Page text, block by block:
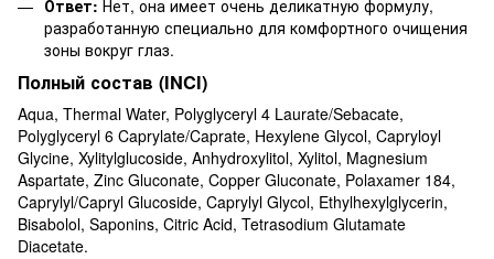
Ответ: Нет, она имеет очень деликатную формулу,
разработанную специально для комфортного очищения
зоны вокруг глаз.
Полный состав (INCI)
Aqua, Thermal Water, Polyglyceryl 4 Laurate/Sebacate,
Polyglyceryl 6 Caprylate/Caprate, Hexylene Glycol, Capryloyl
Glycine, Xylitylglucoside, Anhydroxylitol, Xylitol, Magnesium
Aspartate, Zinc Gluconate, Copper Gluconate, Polaxamer 184,
Caprylyl/Capryl Glucoside, Caprylyl Glycol, Ethylhexylglycerin,
Bisabolol, Saponins, Citric Acid, Tetrasodium Glutamate
Diacetate.